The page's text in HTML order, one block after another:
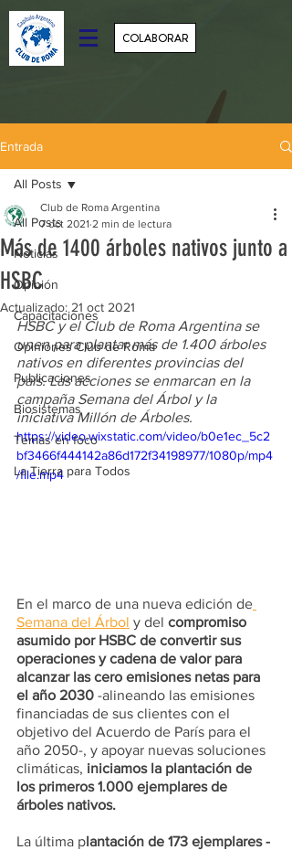
COLABORAR
Entrada
All Posts
Noticias
Opinión
Capacitaciones
Opiniones Club de Roma
Publicaciones
Biosistemas
Temas en foco
La Tierra para Todos
All Posts
Más de 1400 árboles nativos junto a
HSBC
Club de Roma Argentina
7 oct 2021 2 min de lectura
Actualizado: 21 oct 2021
HSBC y el Club de Roma Argentina se
unen para plantar más de 1.400 árboles
nativos en diferentes provincias del
país. Las acciones se enmarcan en la
campaña Semana del Árbol y la
iniciativa Millón de Árboles.
https://video.wixstatic.com/video/b0e1ec_5c2
bf3466f444142a86d172f34198977/1080p/mp4
/file.mp4
En el marco de una nueva edición de
Semana del Árbol y del compromiso
asumido por HSBC de convertir sus
operaciones y cadena de valor para
alcanzar las cero emisiones netas para
el año 2030 -alineando las emisiones
financiadas de sus clientes con el
objetivo del Acuerdo de París para el
año 2050-, y apoyar nuevas soluciones
climáticas, iniciamos la plantación de
los primeros 1.000 ejemplares de
árboles nativos.
La última plantación de 173 ejemplares -